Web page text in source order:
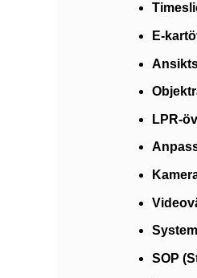
E-
LPR-
SOP